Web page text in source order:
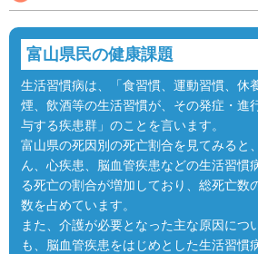
富山県民の健康課題
生活習慣病は、「食習慣、運動習慣、休
煙、飲酒等の生活習慣が、その発症・進
与する疾患群」のことを言います。
富山県の死因別の死亡割合を見てみると
ん、心疾患、脳血管疾患などの生活習慣
る死亡の割合が増加しており、総死亡数
数を占めています。
また、介護が必要となった主な原因につ
も、脳血管疾患をはじめとした生活習慣